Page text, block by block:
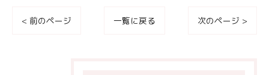
< 前のページ 一覧に戻る 次のページ >